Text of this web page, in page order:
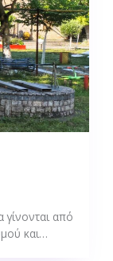
γίνονται από
και…